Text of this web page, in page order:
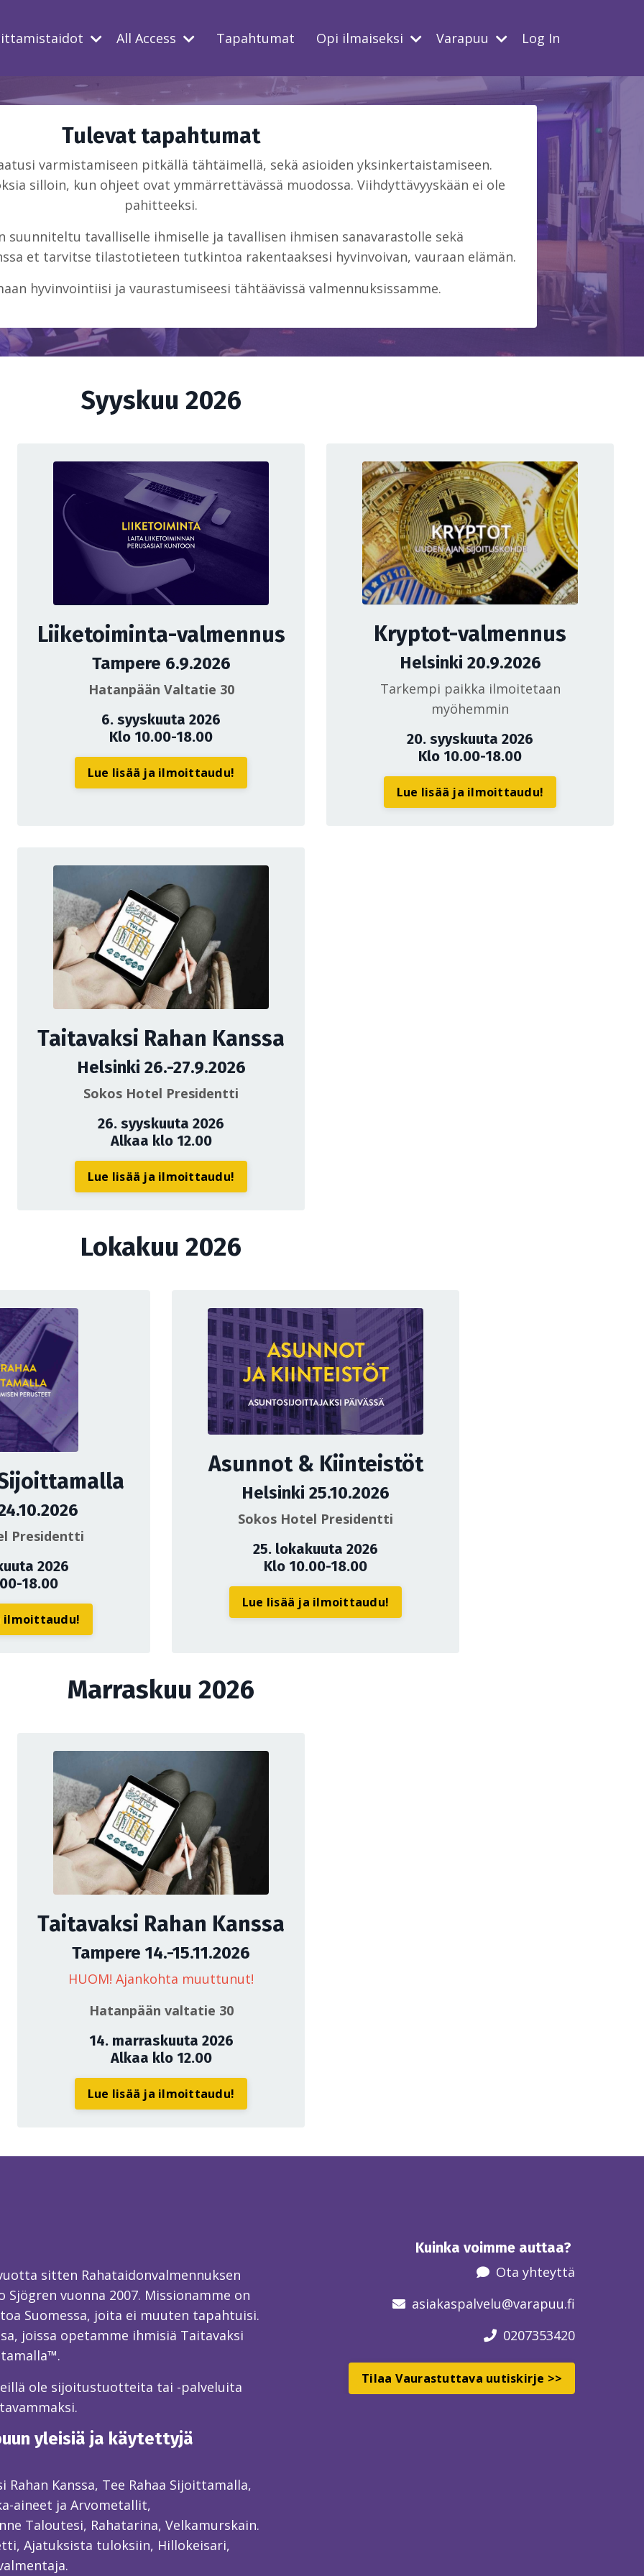
All Access Tapahtumat Opi ilmaiseksi Varapuu Log In
Tulevat tapahtumat
varmistamiseen pitkällä tähtäimellä, sekä asioiden yksinkertaistamiseen.
silloin, kun ohjeet ovat ymmärrettävässä muodossa. Viihdyttävyyskään ei ole
pahitteeksi.
suunniteltu tavalliselle ihmiselle ja tavallisen ihmisen sanavarastolle sekä
et tarvitse tilastotieteen tutkintoa rakentaaksesi hyvinvoivan, vauraan elämän.
hyvinvointiisi ja vaurastumiseesi tähtäävissä valmennuksissamme.
Syyskuu 2026
Liiketoiminta-valmennus
Tampere 6.9.2026
Hatanpään Valtatie 30
6. syyskuuta 2026
Klo 10.00-18.00
Lue lisää ja ilmoittaudu!
Kryptot-valmennus
Helsinki 20.9.2026
Tarkempi paikka ilmoitetaan
myöhemmin
20. syyskuuta 2026
Klo 10.00-18.00
Lue lisää ja ilmoittaudu!
Taitavaksi Rahan Kanssa
Helsinki 26.-27.9.2026
Sokos Hotel Presidentti
26. syyskuuta 2026
Alkaa klo 12.00
Lue lisää ja ilmoittaudu!
Lokakuu 2026
Presidentti
2026
18.00
ilmoittaudu!
Asunnot & Kiinteistöt
Helsinki 25.10.2026
Sokos Hotel Presidentti
25. lokakuuta 2026
Klo 10.00-18.00
Lue lisää ja ilmoittaudu!
Marraskuu 2026
Taitavaksi Rahan Kanssa
Tampere 14.-15.11.2026
HUOM! Ajankohta muuttunut!
Hatanpään valtatie 30
14. marraskuuta 2026
Alkaa klo 12.00
Lue lisää ja ilmoittaudu!
sitten Rahataidonvalmennuksen
vuonna 2007. Missionamme on
Suomessa, joita ei muuten tapahtuisi.
joissa opetamme ihmisiä Taitavaksi
ole sijoitustuotteita tai -palveluita
yleisiä ja käytettyjä
Kanssa, Tee Rahaa Sijoittamalla,
aineet ja Arvometallit,
Taloutesi, Rahatarina, Velkamurskain.
Ajatuksista tuloksiin, Hillokeisari,
Kuinka voimme auttaa?
Ota yhteyttä
asiakaspalvelu@varapuu.fi
0207353420
Tilaa Vaurastuttava uutiskirje >>